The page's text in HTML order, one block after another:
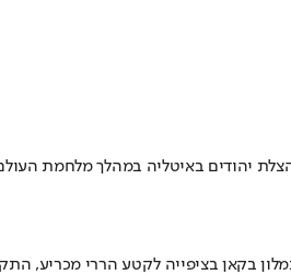
יהודים באיטליה במהלך מלחמת
האיטלקי ג'ינו ברטלי נח במלון בקאן